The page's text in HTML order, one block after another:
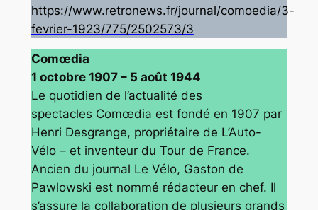
https://www.retronews.fr/journal/comoedia/3-
fevrier-1923/775/2502573/3
Comœdia
1 octobre 1907 – 5 août 1944
Le quotidien de l’actualité des
spectacles Comœdia est fondé en 1907 par
Henri Desgrange, propriétaire de L’Auto-
Vélo – et inventeur du Tour de France.
Ancien du journal Le Vélo, Gaston de
Pawlowski est nommé rédacteur en chef. Il
s’assure la collaboration de plusieurs grands